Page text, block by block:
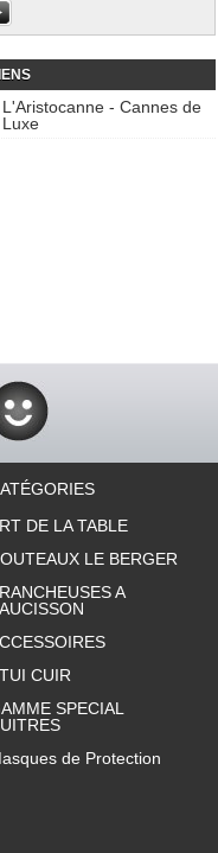
L'Aristocanne - Cannes de
Luxe
DE LA TABLE
LE BERGER
A
CUIR
SPECIAL
de Protection